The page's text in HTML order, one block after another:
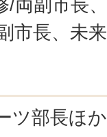
両副市長
市長、未
ツ部長ほ